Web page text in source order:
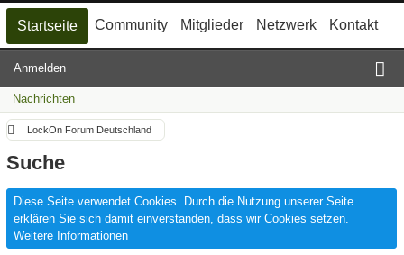
Startseite Community Mitglieder Netzwerk Kontakt
Anmelden
Nachrichten
LockOn Forum Deutschland
Suche
Diese Seite verwendet Cookies. Durch die Nutzung unserer Seite
erklären Sie sich damit einverstanden, dass wir Cookies setzen.
Weitere Informationen